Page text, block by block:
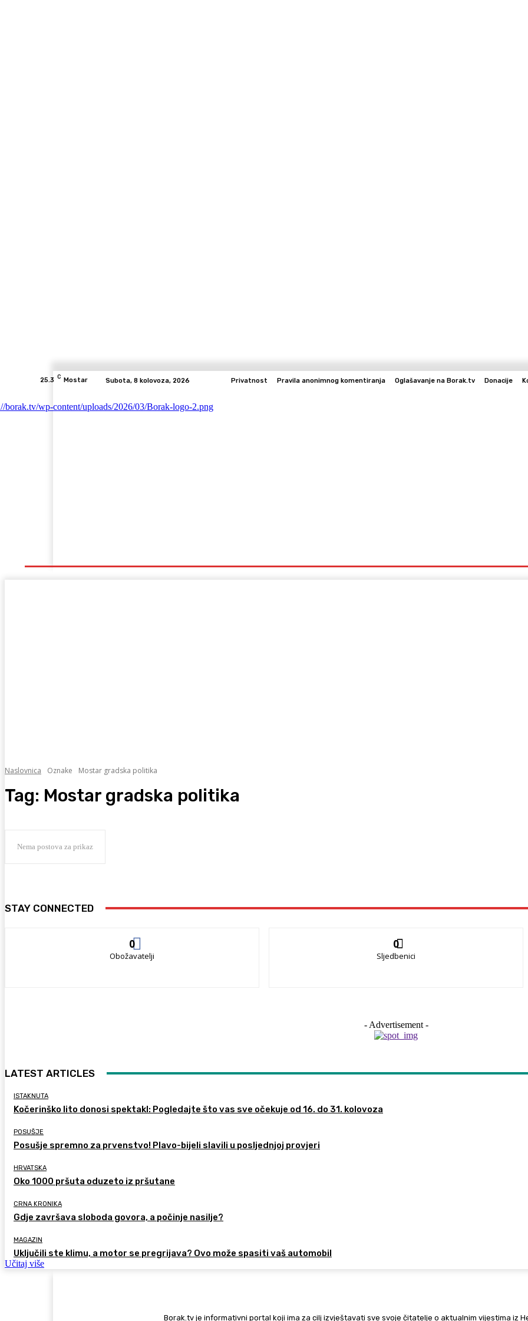
25.3 C Mostar Subota, 8 kolovoza, 2026 Privatnost Pravila anonimnog komentiranja Oglašavanje na Borak.tv Donacije
Naslovnica Oznake Mostar gradska politika
Tag: Mostar gradska politika
Nema postova za prikaz
STAY CONNECTED
0
Obožavatelji
0
Sljedbenici
- Advertisement -
LATEST ARTICLES
ISTAKNUTA
Kočerinško lito donosi spektakl: Pogledajte što vas sve očekuje od 16. do 31. kolovoza
POSUŠJE
Posušje spremno za prvenstvo! Plavo-bijeli slavili u posljednjoj provjeri
HRVATSKA
Oko 1000 pršuta oduzeto iz pršutane
CRNA KRONIKA
Gdje završava sloboda govora, a počinje nasilje?
MAGAZIN
Uključili ste klimu, a motor se pregrijava? Ovo može spasiti vaš automobil
Učitaj više
Borak.tv je informativni portal koji ima za cilj izvještavati sve svoje čitatelje o aktualnim vijestima iz